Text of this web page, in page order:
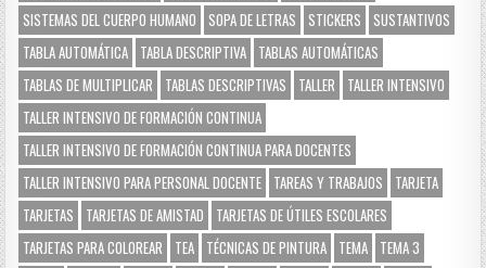
SISTEMAS DEL CUERPO HUMANO
SOPA DE LETRAS STICKERS
SUSTANTIVOS
TABLA AUTOMÁTICA TABLA DESCRIPTIVA TABLAS AUTOMÁTICAS
TABLAS DE MULTIPLICAR
TABLAS DESCRIPTIVAS TALLER
TALLER INTENSIVO
TALLER INTENSIVO DE FORMACIÓN CONTINUA
TALLER INTENSIVO DE FORMACIÓN CONTINUA PARA DOCENTES
TALLER INTENSIVO PARA PERSONAL DOCENTE TAREAS Y TRABAJOS
TARJETA
TARJETAS
TARJETAS DE AMISTAD
TARJETAS DE ÚTILES ESCOLARES
TARJETAS PARA COLOREAR
TEA TÉCNICAS DE PINTURA TEMA TEMA 3